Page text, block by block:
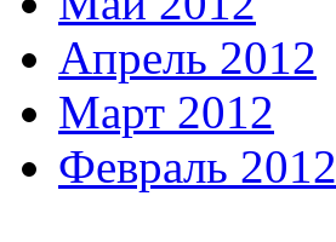
Апрель 2012
Март 2012
Февраль 2012